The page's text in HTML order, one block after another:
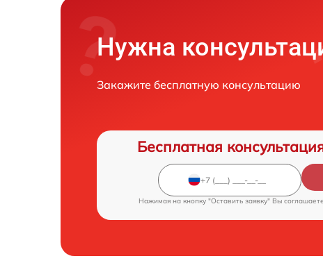
Нужна
Закажите бесплатную консультацию
Бесплатная
Нажимая на кнопку "Оставить заявку" Вы